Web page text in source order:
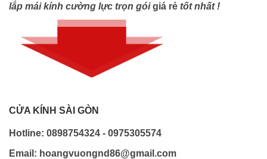
lắp mái kính cường lực trọn gói giá rẻ tốt nhất !
CỬA KÍNH SÀI GÒN
Hotline: 0898754324 - 0975305574
Email: hoangvuongnd86@gmail.com